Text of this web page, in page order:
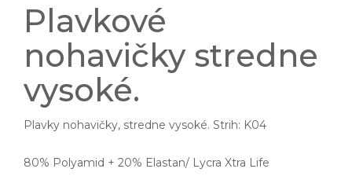
Plavkové
nohavičky stredne
vysoké.
Plavky nohavičky, stredne vysoké. Strih: K04
80% Polyamid + 20% Elastan/ Lycra Xtra Life